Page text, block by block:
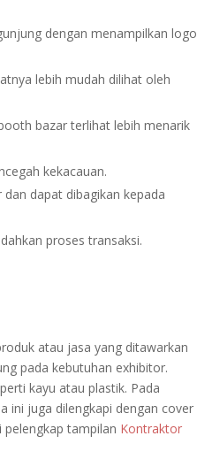
dengan menampilkan logo
lebih mudah dilihat oleh
bazar terlihat lebih menarik
kekacauan.
dapat dibagikan kepada
proses transaksi.
atau jasa yang ditawarkan
pada kebutuhan exhibitor.
kayu atau plastik. Pada
ini juga dilengkapi dengan cover
tampilan Kontraktor